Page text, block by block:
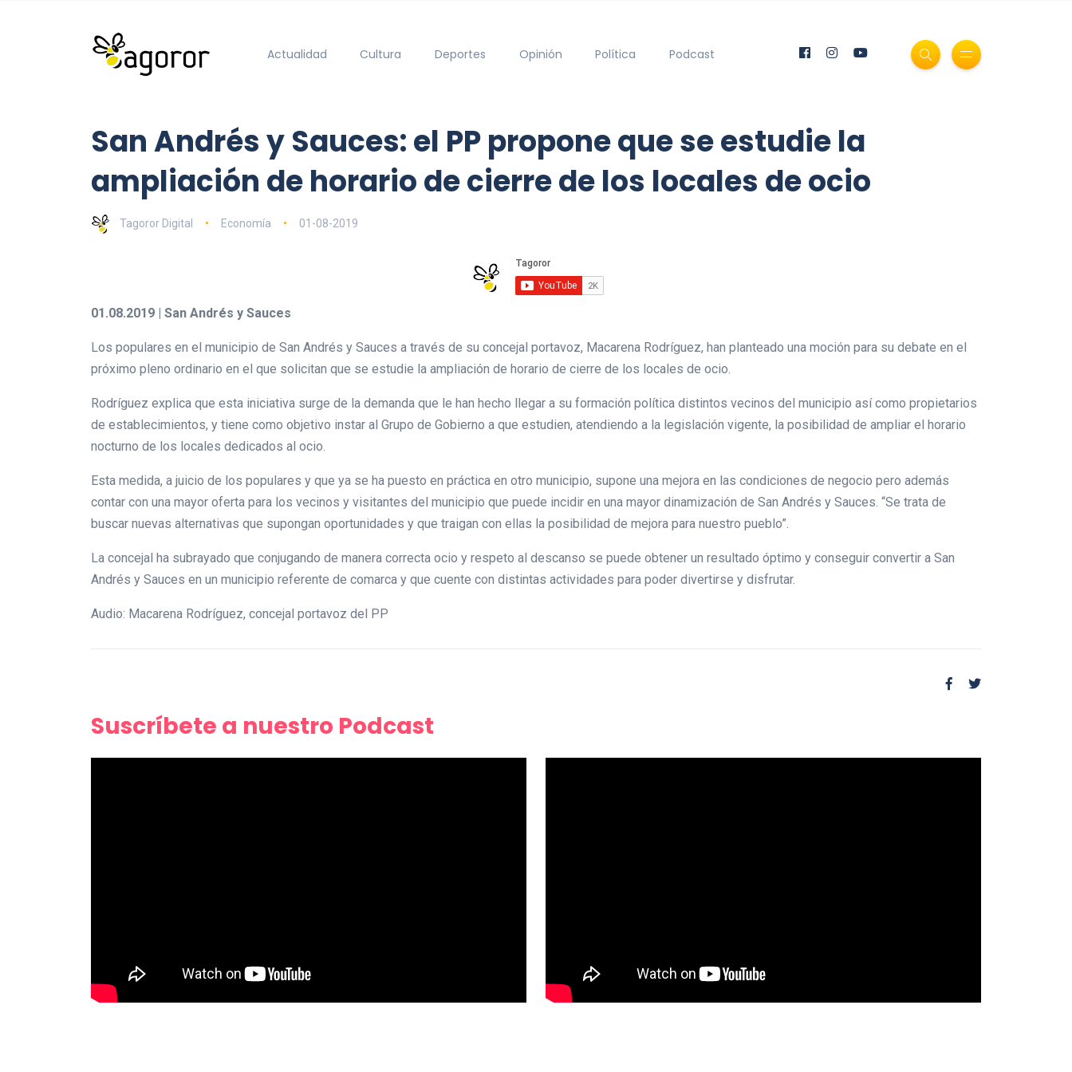
Actualidad Cultura Deportes Opinión Política Podcast
San Andrés y Sauces: el PP propone que se estudie la
ampliación de horario de cierre de los locales de ocio
Tagoror Digital Economía 01-08-2019
01.08.2019 | San Andrés y Sauces
Los populares en el municipio de San Andrés y Sauces a través de su concejal portavoz, Macarena Rodríguez, han planteado una moción para su debate en el
próximo pleno ordinario en el que solicitan que se estudie la ampliación de horario de cierre de los locales de ocio.
Rodríguez explica que esta iniciativa surge de la demanda que le han hecho llegar a su formación política distintos vecinos del municipio así como propietarios
de establecimientos, y tiene como objetivo instar al Grupo de Gobierno a que estudien, atendiendo a la legislación vigente, la posibilidad de ampliar el horario
nocturno de los locales dedicados al ocio.
Esta medida, a juicio de los populares y que ya se ha puesto en práctica en otro municipio, supone una mejora en las condiciones de negocio pero además
contar con una mayor oferta para los vecinos y visitantes del municipio que puede incidir en una mayor dinamización de San Andrés y Sauces. “Se trata de
buscar nuevas alternativas que supongan oportunidades y que traigan con ellas la posibilidad de mejora para nuestro pueblo”.
La concejal ha subrayado que conjugando de manera correcta ocio y respeto al descanso se puede obtener un resultado óptimo y conseguir convertir a San
Andrés y Sauces en un municipio referente de comarca y que cuente con distintas actividades para poder divertirse y disfrutar.
Audio: Macarena Rodríguez, concejal portavoz del PP
Suscríbete a nuestro Podcast